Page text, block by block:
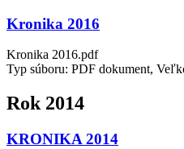
Kronika 2016
Kronika 2016.pdf
Typ súboru: PDF dokument,
Rok 2014
KRONIKA 2014